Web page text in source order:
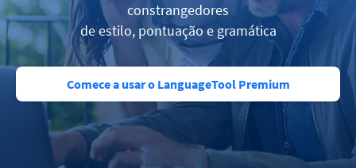
constrangedores
de estilo, pontuação e gramática
Comece a usar o LanguageTool Premium